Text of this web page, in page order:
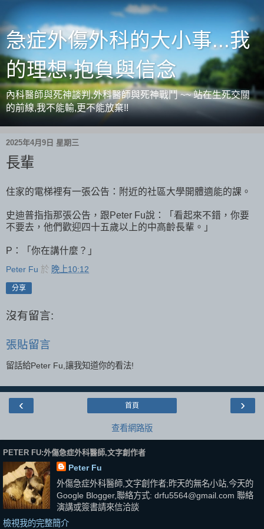
急症外傷外科的大小事...我
的理想,抱負與信念
內科醫師與死神談判,外科醫師與死神戰鬥 ~~ 站在生死交關
的前線,我不能輸,更不能放棄!!
2025年4月9日 星期三
長輩
住家的電梯裡有一張公告：附近的社區大學開體適能的課。
史迪普指指那張公告，跟Peter Fu說：「看起來不錯，你要
不要去，他們歡迎四十五歲以上的中高齡長輩。」
P：「你在講什麼？」
Peter Fu 於 晚上10:12
分享
沒有留言:
張貼留言
留話給Peter Fu,讓我知道你的看法!
‹ ›
首頁
查看網路版
PETER FU:外傷急症外科醫師,文字創作者
Peter Fu
外傷急症外科醫師,文字創作者;昨天的無名小站,今天的
Google Blogger,聯絡方式: drfu5564@gmail.com 聯絡
演講或簽書請來信洽談
檢視我的完整簡介